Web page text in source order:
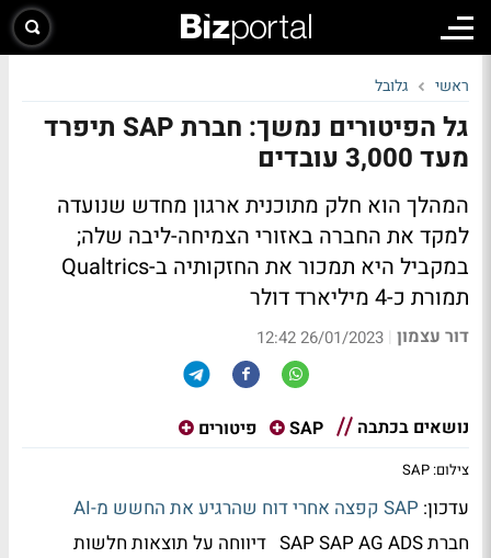
ראשי גלובל
גל הפיטורים נמשך: חברת SAP תיפרד
מעד 3,000 עובדים
המהלך הוא חלק מתוכנית ארגון מחדש שנועדה
למקד את החברה באזורי הצמיחה-ליבה שלה;
במקביל היא תמכור את החזקותיה ב-Qualtrics
תמורת כ-4 מיליארד דולר
דור עצמון |
26/01/2023 12:42
נושאים בכתבה SAP פיטורים
צילום: SAP
עדכון: SAP קפצה אחרי דוח שהרגיע את החשש מ-AI
חברת SAPSAP AG ADS
דיווחה על תוצאות חלשות